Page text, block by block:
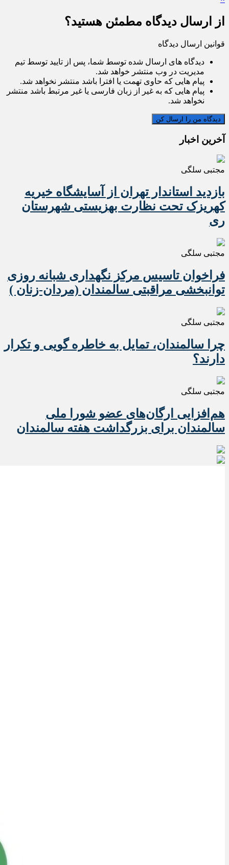
از ارسال دیدگاه مطمئن هستید؟
قوانین ارسال دیدگاه
دیدگاه های ارسال شده توسط شما، پس از تایید توسط تیم
مدیریت در وب منتشر خواهد شد.
پیام هایی که حاوی تهمت یا افترا باشد منتشر نخواهد شد.
پیام هایی که به غیر از زبان فارسی یا غیر مرتبط باشد منتشر
نخواهد شد.
آخرین اخبار
مجتبی سلگی
بازدید استاندار تهران از آسایشگاه خیریه
کهریزک تحت نظارت بهزیستی شهرستان
ری
مجتبی سلگی
فراخوان تاسیس مرکز نگهداری شبانه روزی
توانبخشی مراقبتی سالمندان (مردان-زنان )
مجتبی سلگی
چرا سالمندان، تمایل به خاطره گویی و تکرار
دارند؟
مجتبی سلگی
هم‌افزایی ارگان‌های عضو شورا ملی
سالمندان برای بزرگداشت هفته سالمندان